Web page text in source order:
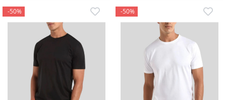
-50% -50%